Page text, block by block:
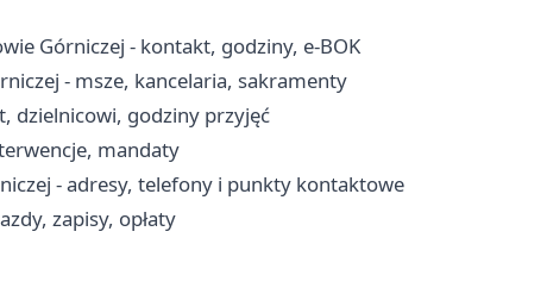
Górniczej - kontakt, godziny, e-BOK
- msze, kancelaria, sakramenty
dzielnicowi, godziny przyjęć
mandaty
- adresy, telefony i punkty kontaktowe
zapisy, opłaty